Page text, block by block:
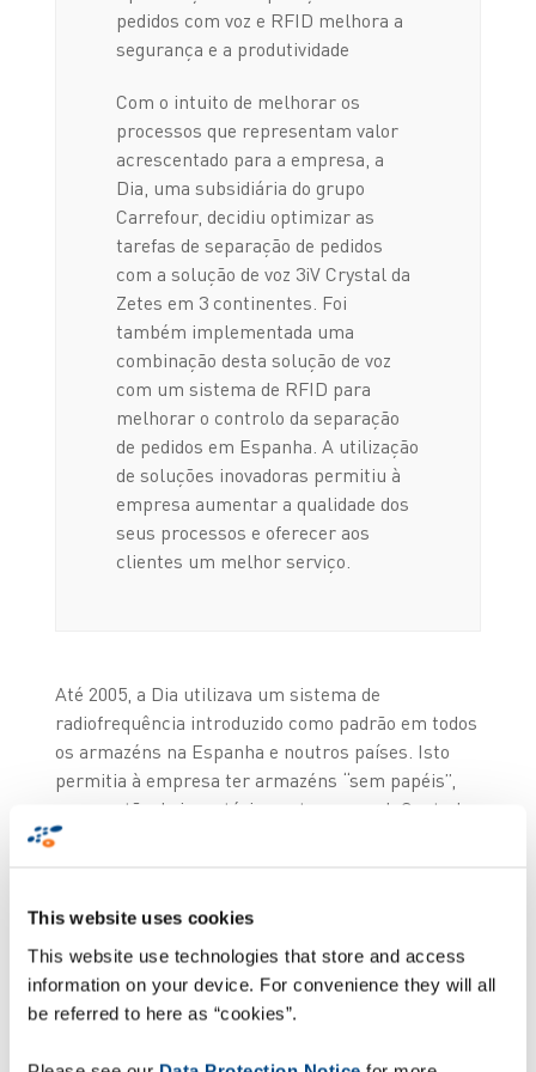
This website uses cookies
This website use technologies that store and access
information on your device. For convenience they will all
be referred to here as “cookies”.
pedidos com voz e RFID melhora a
segurança e a produtividade
Com o intuito de melhorar os
processos que representam valor
acrescentado para a empresa, a
Dia, uma subsidiária do grupo
Carrefour, decidiu optimizar as
tarefas de separação de pedidos
com a solução de voz 3iV Crystal da
Zetes em 3 continentes. Foi
também implementada uma
combinação desta solução de voz
com um sistema de RFID para
melhorar o controlo da separação
de pedidos em Espanha. A utilização
de soluções inovadoras permitiu à
empresa aumentar a qualidade dos
seus processos e oferecer aos
clientes um melhor serviço.
Até 2005, a Dia utilizava um sistema de
radiofrequência introduzido como padrão em todos
os armazéns na Espanha e noutros países. Isto
permitia à empresa ter armazéns “sem papéis”,
com gestão do inventário em tempo real. Contudo,
depois da realização de uma série de testes,
preparação de encomendas.
Voz simplifica